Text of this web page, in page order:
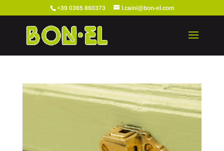
+39 0365 860373 l.caini@bon-el.com